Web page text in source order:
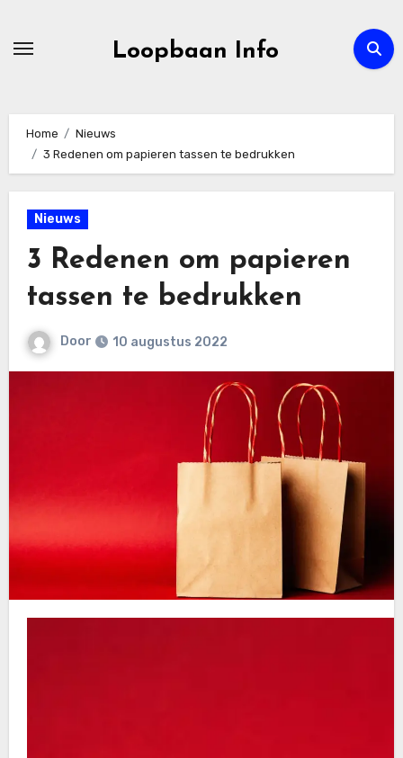
Loopbaan Info
Home
Nieuws
3 Redenen om papieren tassen te bedrukken
Nieuws
3 Redenen om papieren
tassen te bedrukken
Door 10 augustus 2022